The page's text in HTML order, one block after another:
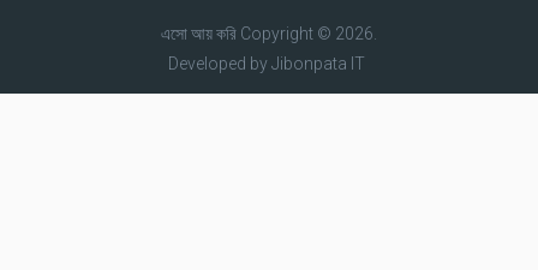
এসো আয় করিCopyright © 2026.
Developed byJibonpata IT